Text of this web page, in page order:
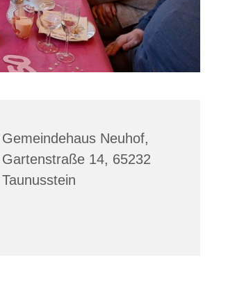
Gemeindehaus Neuhof,
Gartenstraße 14, 65232
Taunusstein